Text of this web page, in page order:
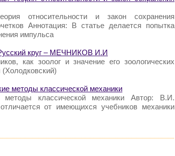
относительности и закон сохранения
Аннотация: В статье делается попытка
импульса
круг – МЕЧНИКОВ И.И
как зоолог и значение его зоологических
методы классической механики
методы классической механики Автор: В.И.
от имеющихся учебников механики